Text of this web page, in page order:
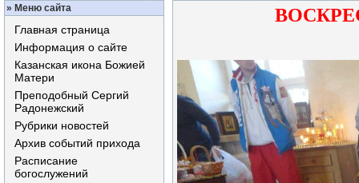
» Меню сайта
Главная страница
Информация о сайте
Казанская икона Божией
Матери
Преподобный Сергий
Радонежский
Рубрики новостей
Архив событий прихода
Расписание
богослужений